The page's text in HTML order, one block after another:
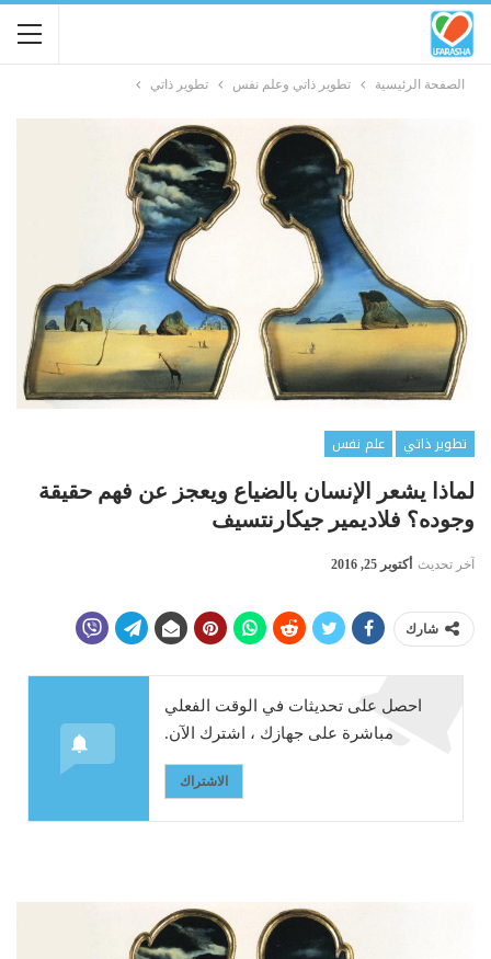
الصفحة الرئيسية تطوير ذاتي وعلم نفس تطوير ذاتي
تطوير ذاتي
علم نفس
لماذا يشعر الإنسان بالضياع ويعجز عن فهم حقيقة
وجوده؟ فلاديمير جيكارنتسيف
آخر تحديث أكتوبر 25, 2016
شارك
احصل على تحديثات في الوقت الفعلي
مباشرة على جهازك ، اشترك الآن.
الاشتراك